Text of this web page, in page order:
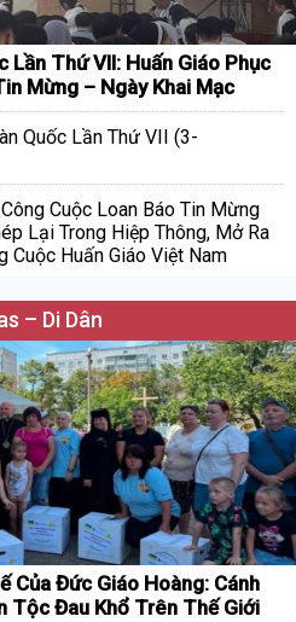
Lần Thứ VII: Huấn Giáo Phục
Mừng – Ngày Khai Mạc
Quốc Lần Thứ VII (3-
Cuộc Loan Báo Tin Mừng
Lại Trong Hiệp Thông, Mở Ra
Cuộc Huấn Giáo Việt Nam
– Di Dân
Của Đức Giáo Hoàng: Cánh
Tộc Đau Khổ Trên Thế Giới